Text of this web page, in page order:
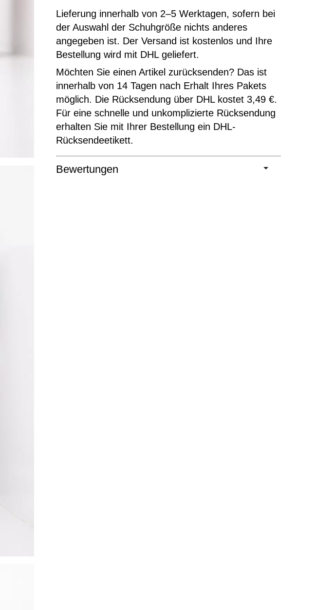
Lieferung innerhalb von 2–5 Werktagen, sofern bei
der Auswahl der Schuhgröße nichts anderes
angegeben ist. Der Versand ist kostenlos und Ihre
Bestellung wird mit DHL geliefert.
Möchten Sie einen Artikel zurücksenden? Das ist
innerhalb von 14 Tagen nach Erhalt Ihres Pakets
möglich. Die Rücksendung über DHL kostet 3,49 €.
Für eine schnelle und unkomplizierte Rücksendung
erhalten Sie mit Ihrer Bestellung ein DHL-
Rücksendeetikett.
Bewertungen